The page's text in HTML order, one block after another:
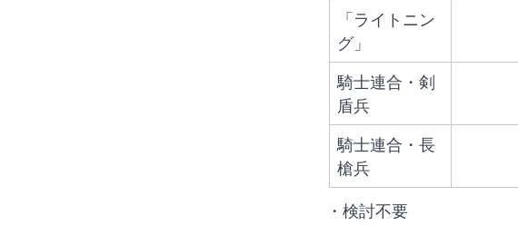
「ライトニン
グ」
騎士連合・剣
盾兵
騎士連合・長
槍兵
・検討不要